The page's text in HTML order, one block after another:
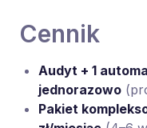
Cennik
Audyt + 1
jednorazowo
Pakiet